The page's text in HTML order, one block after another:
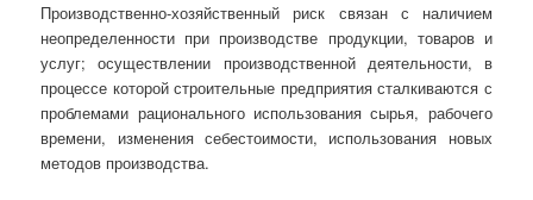
Производственно-хозяйственный риск связан с наличием
неопределенности при производстве продукции, товаров и
услуг; осуществлении производственной деятельности, в
процессе которой строительные предприятия сталкиваются с
проблемами рационального использования сырья, рабочего
времени, изменения себестоимости, использования новых
методов производства.